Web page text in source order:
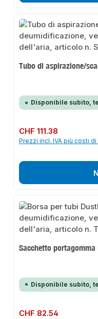
Tubo di aspirazione/
Disponibile subito,
Prezzo normale:
CHF 111.38
Prezzi incl. IVA più costi
Sacchetto portagomma
Disponibile subito,
Prezzo normale:
CHF 82.54